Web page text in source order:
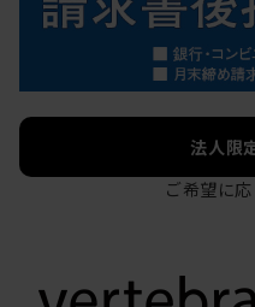
法人限
ご希望に応